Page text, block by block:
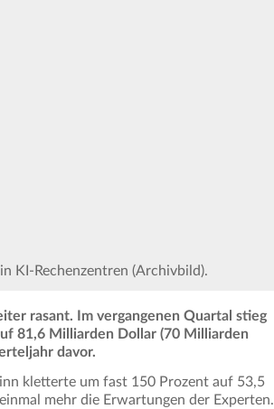
KI-Rechenzentren (Archivbild).
rasant. Im vergangenen Quartal stieg
81,6 Milliarden Dollar (70 Milliarden
davor.
kletterte um fast 150 Prozent auf 53,5
mehr die Erwartungen der Experten.